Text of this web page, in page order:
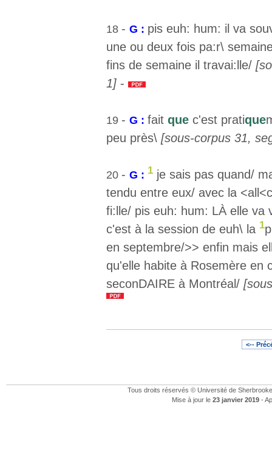
18 - G : pis euh: hum: il va
une ou deux fois pa:r\
fins de semaine il travai:lle/
1] -
19 - G : fait que c'est pratique
peu près\ [sous-corpus 31,
20 - G : 1 je sais pas quand/
tendu entre eux/ avec la
fi:lle/ pis euh: hum: LÀ elle va
c'est à la session de euh\ la 1
en septembre/>> enfin mais
qu'elle habite à Rosemère en
seconDAIRE à Montréal/
<--
Tous droits réservés © Université de
Mise à jour le 23 janvier 2019-